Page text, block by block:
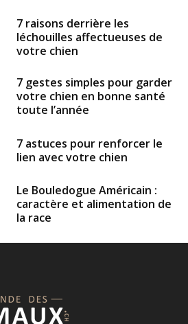
7 raisons derrière les
léchouilles affectueuses de
votre chien
7 gestes simples pour garder
votre chien en bonne santé
toute l’année
7 astuces pour renforcer le
lien avec votre chien
Le Bouledogue Américain :
caractère et alimentation de
la race